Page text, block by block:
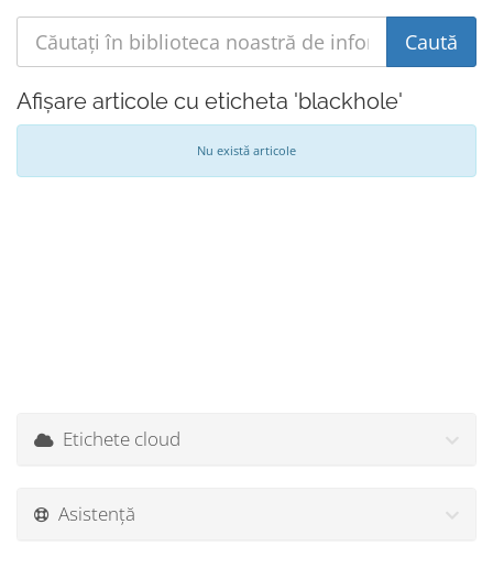
Afișare articole cu eticheta 'blackhole'
Nu există articole
Etichete cloud
Asistență